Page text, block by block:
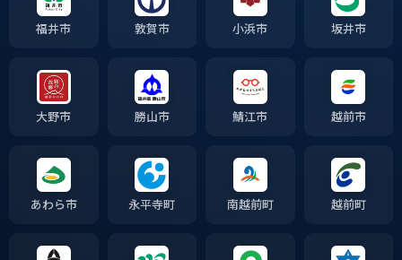
福井市 敦賀市 小浜市 坂井市
大野市 勝山市 鯖江市 越前市
あわら市 永平寺町 南越前町 越前町